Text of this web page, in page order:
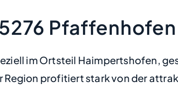
im Ortsteil Haimpertshofen,
profitiert stark von der